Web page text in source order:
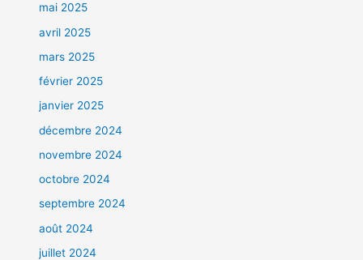
mai 2025
avril 2025
mars 2025
février 2025
janvier 2025
décembre 2024
novembre 2024
octobre 2024
septembre 2024
août 2024
juillet 2024